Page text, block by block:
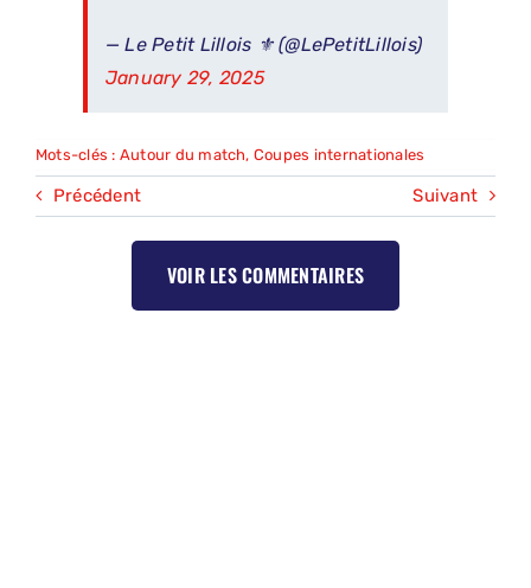
— Le Petit Lillois ⚜️ (@LePetitLillois)
January 29, 2025
Mots-clés : Autour du match, Coupes internationales
Précédent Suivant
VOIR LES COMMENTAIRES